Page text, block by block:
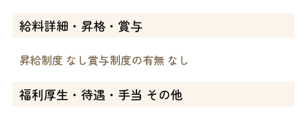
給料詳細・昇格・賞与
昇給制度 なし賞与制度の有無 なし
福利厚生・待遇・手当 その他